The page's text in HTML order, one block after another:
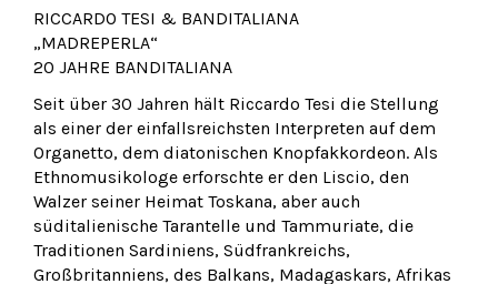
RICCARDO TESI & BANDITALIANA
„MADREPERLA“
20 JAHRE BANDITALIANA
Seit über 30 Jahren hält Riccardo Tesi die Stellung
als einer der einfallsreichsten Interpreten auf dem
Organetto, dem diatonischen Knopfakkordeon. Als
Ethnomusikologe erforschte er den Liscio, den
Walzer seiner Heimat Toskana, aber auch
süditalienische Tarantelle und Tammuriate, die
Traditionen Sardiniens, Südfrankreichs,
Großbritanniens, des Balkans, Madagaskars, Afrikas